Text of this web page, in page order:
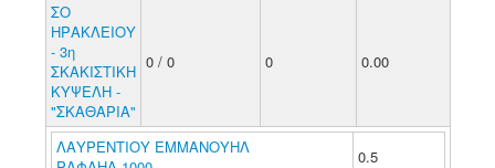
ΣΟ
ΗΡΑΚΛΕΙΟΥ
- 3η
ΣΚΑΚΙΣΤΙΚΗ
ΚΥΨΕΛΗ -
"ΣΚΑΘΑΡΙΑ"
0 / 0 0 0.00
ΛΑΥΡΕΝΤΙΟΥ ΕΜΜΑΝΟΥΗΛ
0.5